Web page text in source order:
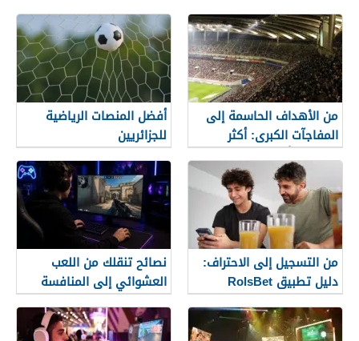
من الأهداف الحاسمة إلى
المفاجآت الكبرى: أكثر
لحظات كأس العالم 2026
التي لا تُنسى
أفضل المنصات الرياضية
للجزائريين
من التسجيل إلى الاحتراف:
دليل تطبيق RolsBet
للمستخدمين السوريين
نصائح تنقلك من اللعب
العشوائي إلى المنافسة